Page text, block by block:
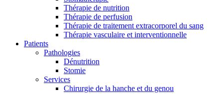
Stimulons ensemble l’innovation dans la technologie
médicale. Apprenez-en plus sur notre centre d’innovation et
présentez votre idée.
Thérapie de nutrition
Thérapie de perfusion
Thérapie de traitement extracorporel du sang
Thérapie vasculaire et interventionnelle
Patients
Pathologies
Dénutrition
Stomie
Services
Chirurgie de la hanche et du genou